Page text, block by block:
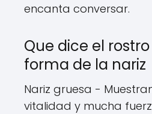
encanta conversar.
Que dice el
forma de la nariz
Nariz gruesa -
vitalidad y mucha